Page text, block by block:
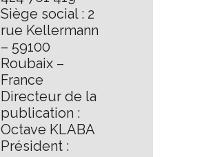
Siège social : 2
rue Kellermann
– 59100
Roubaix –
France
Directeur de la
publication :
Octave KLABA
Président :